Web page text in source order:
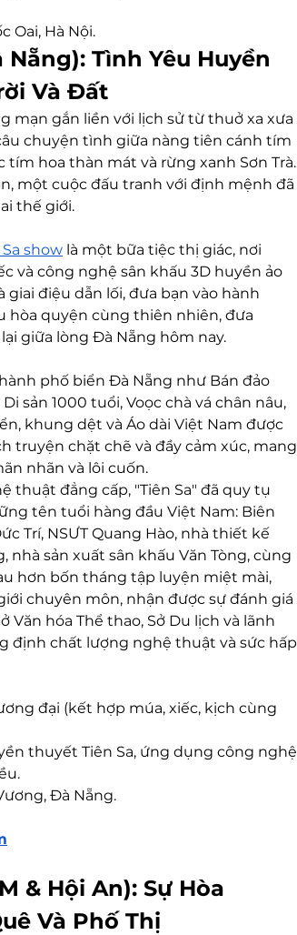
Oai, Hà Nội.
Nẵng): Tình Yêu Huyền
Và Đất
mạn gắn liền với lịch sử từ thuở xa xưa
chuyện tình giữa nàng tiên cánh tím
tím hoa thàn mát và rừng xanh Sơn Trà.
một cuộc đấu tranh với định mệnh đã
thế giới.
show là một bữa tiệc thị giác, nơi
và công nghệ sân khấu 3D huyền ảo
giai điệu dẫn lối, đưa bạn vào hành
hòa quyện cùng thiên nhiên, đưa
giữa lòng Đà Nẵng hôm nay.
phố biển Đà Nẵng như Bán đảo
Di sản 1000 tuổi, Voọc chà vá chân nâu,
khung dệt và Áo dài Việt Nam được
truyện chặt chẽ và đầy cảm xúc, mang
nhãn và lôi cuốn.
thuật đẳng cấp, "Tiên Sa" đã quy tụ
tên tuổi hàng đầu Việt Nam: Biên
Trí, NSƯT Quang Hào, nhà thiết kế
nhà sản xuất sân khấu Văn Tòng, cùng
hơn bốn tháng tập luyện miệt mài,
chuyên môn, nhận được sự đánh giá
Văn hóa Thể thao, Sở Du lịch và lãnh
định chất lượng nghệ thuật và sức hấp
đại (kết hợp múa, xiếc, kịch cùng
thuyết Tiên Sa, ứng dụng công nghệ
Đà Nẵng.
& Hội An): Sự Hòa
Và Phố Thị